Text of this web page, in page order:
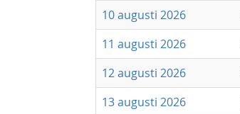
10 augusti 2026
11 augusti 2026
12 augusti 2026
13 augusti 2026